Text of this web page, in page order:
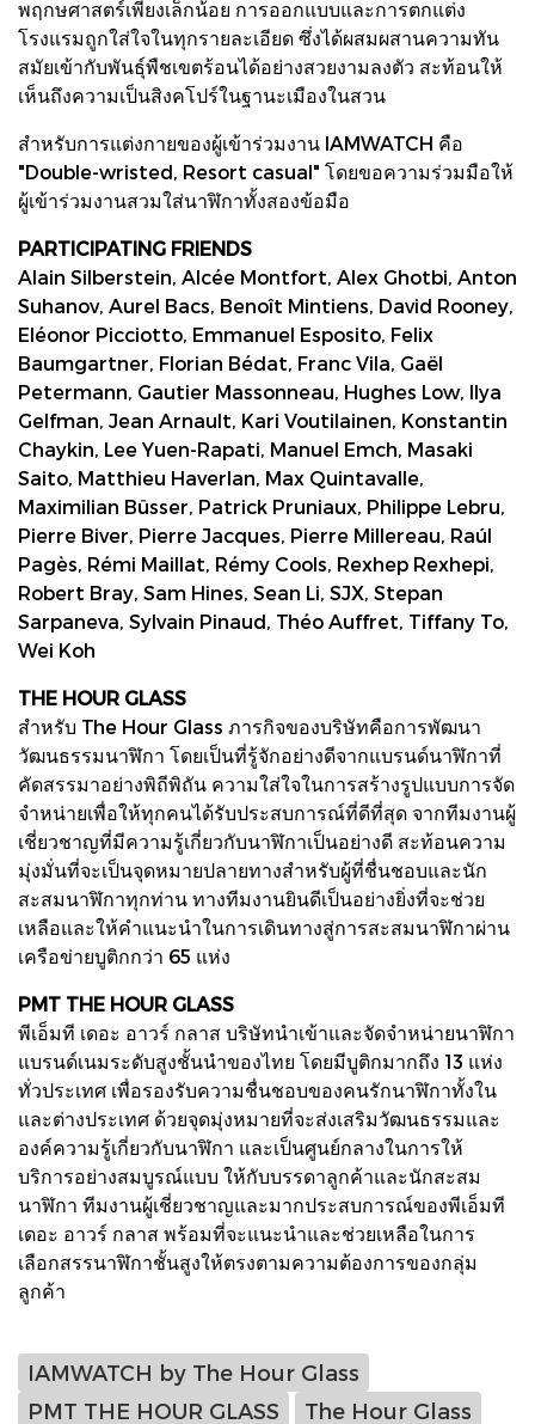
พฤกษศาสตร์เพียงเล็กน้อย การออกแบบและการตกแต่ง
โรงแรมถูกใส่ใจในทุกรายละเอียด ซึ่งได้ผสมผสานความทัน
สมัยเข้ากับพันธุ์พืชเขตร้อนได้อย่างสวยงามลงตัว สะท้อนให้
เห็นถึงความเป็นสิงคโปร์ในฐานะเมืองในสวน
สำหรับการแต่งกายของผู้เข้าร่วมงาน IAMWATCH คือ
"Double-wristed, Resort casual" โดยขอความร่วมมือให้
ผู้เข้าร่วมงานสวมใส่นาฬิกาทั้งสองข้อมือ
PARTICIPATING FRIENDS
Alain Silberstein, Alcée Montfort, Alex Ghotbi, Anton
Suhanov, Aurel Bacs, Benoît Mintiens, David Rooney,
Eléonor Picciotto, Emmanuel Esposito, Felix
Baumgartner, Florian Bédat, Franc Vila, Gaël
Petermann, Gautier Massonneau, Hughes Low, Ilya
Gelfman, Jean Arnault, Kari Voutilainen, Konstantin
Chaykin, Lee Yuen-Rapati, Manuel Emch, Masaki
Saito, Matthieu Haverlan, Max Quintavalle,
Maximilian Büsser, Patrick Pruniaux, Philippe Lebru,
Pierre Biver, Pierre Jacques, Pierre Millereau, Raúl
Pagès, Rémi Maillat, Rémy Cools, Rexhep Rexhepi,
Robert Bray, Sam Hines, Sean Li, SJX, Stepan
Sarpaneva, Sylvain Pinaud, Théo Auffret, Tiffany To,
Wei Koh
THE HOUR GLASS
สำหรับ The Hour Glass ภารกิจของบริษัทคือการพัฒนา
วัฒนธรรมนาฬิกา โดยเป็นที่รู้จักอย่างดีจากแบรนด์นาฬิกาที่
คัดสรรมาอย่างพิถีพิถัน ความใส่ใจในการสร้างรูปแบบการจัด
จำหน่ายเพื่อให้ทุกคนได้รับประสบการณ์ที่ดีที่สุด จากทีมงานผู้
เชี่ยวชาญที่มีความรู้เกี่ยวกับนาฬิกาเป็นอย่างดี สะท้อนความ
มุ่งมั่นที่จะเป็นจุดหมายปลายทางสำหรับผู้ที่ชื่นชอบและนัก
สะสมนาฬิกาทุกท่าน ทางทีมงานยินดีเป็นอย่างยิ่งที่จะช่วย
เหลือและให้คำแนะนำในการเดินทางสู่การสะสมนาฬิกาผ่าน
เครือข่ายบูติกกว่า 65 แห่ง
PMT THE HOUR GLASS
พีเอ็มที เดอะ อาวร์ กลาส บริษัทนำเข้าและจัดจำหน่ายนาฬิกา
แบรนด์เนมระดับสูงชั้นนำของไทย โดยมีบูติกมากถึง 13 แห่ง
ทั่วประเทศ เพื่อรองรับความชื่นชอบของคนรักนาฬิกาทั้งใน
และต่างประเทศ ด้วยจุดมุ่งหมายที่จะส่งเสริมวัฒนธรรมและ
องค์ความรู้เกี่ยวกับนาฬิกา และเป็นศูนย์กลางในการให้
บริการอย่างสมบูรณ์แบบ ให้กับบรรดาลูกค้าและนักสะสม
นาฬิกา ทีมงานผู้เชี่ยวชาญและมากประสบการณ์ของพีเอ็มที
เดอะ อาวร์ กลาส พร้อมที่จะแนะนำและช่วยเหลือในการ
เลือกสรรนาฬิกาชั้นสูงให้ตรงตามความต้องการของกลุ่ม
ลูกค้า
IAMWATCH by The Hour Glass
PMT THE HOUR GLASS
The Hour Glass